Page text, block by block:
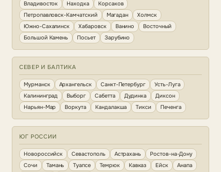
Владивосток Находка
Корсаков
Петропавловск-Камчатский
Магадан
Холмск
Южно-Сахалинск
Хабаровск Ванино
Восточный
Большой Камень
Посьет Зарубино
СЕВЕР И БАЛТИКА
Мурманск Архангельск Санкт-Петербург
Усть-Луга
Калининград
Выборг Сабетта Дудинка
Диксон
Нарьян-Мар
Воркута Кандалакша Тикси Печенга
ЮГ РОССИИ
Новороссийск Севастополь Астрахань
Ростов-на-Дону
Сочи
Тамань Туапсе Темрюк Кавказ Ейск
Анапа